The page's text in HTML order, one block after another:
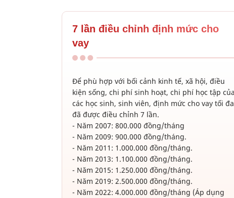
7 lần điều chỉnh định mức cho
vay
Để phù hợp với bối cảnh kinh tế, xã hội, điều
kiện sống, chi phí sinh hoạt, chi phí học tập của
các học sinh, sinh viên, định mức cho vay tối đa
đã được điều chỉnh 7 lần.
- Năm 2007: 800.000 đồng/tháng
- Năm 2009: 900.000 đồng/tháng.
- Năm 2011: 1.000.000 đồng/tháng.
- Năm 2013: 1.100.000 đồng/tháng.
- Năm 2015: 1.250.000 đồng/tháng.
- Năm 2019: 2.500.000 đồng/tháng.
- Năm 2022: 4.000.000 đồng/tháng (Áp dụng